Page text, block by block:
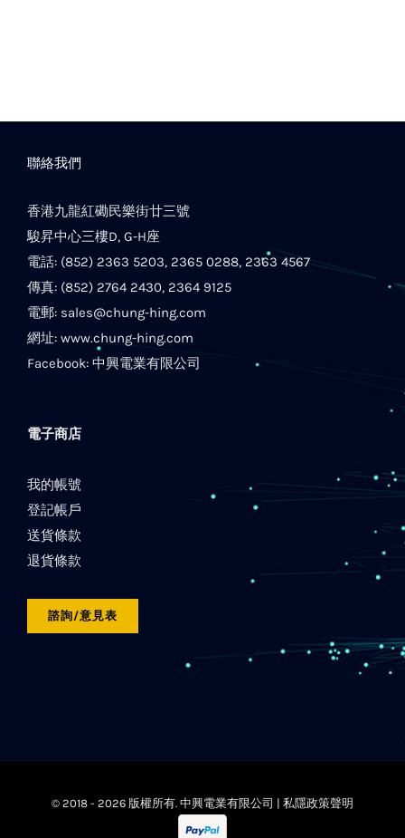
聯絡我們
香港九龍紅磡民樂街廿三號
駿昇中心三樓D, G-H座
電話: (852) 2363 5203, 2365 0288, 2363 4567
傳真: (852) 2764 2430, 2364 9125
電郵: sales@chung-hing.com
網址: www.chung-hing.com
Facebook: 中興電業有限公司
電子商店
我的帳號
登記帳戶
送貨條款
退貨條款
諮詢/意見表
© 2018 - 2026 版權所有. 中興電業有限公司 | 私隱政策聲明